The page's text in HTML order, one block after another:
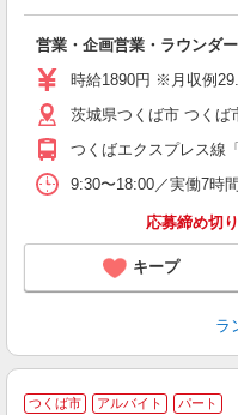
営業・企画営業・ラウンダー
時給1890円 ※月収例
茨城県つくば市 つくば
つくばエクスプレス線
9:30〜18:00／実働7時
応募締め切
キープ
ラ
つくば市 アルバイト パート